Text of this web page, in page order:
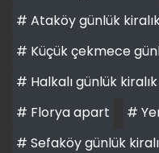
# Ataköy günlük
# Küçük çekmece
# Halkalı günlük
# Florya apart
#
# Sefaköy günlük